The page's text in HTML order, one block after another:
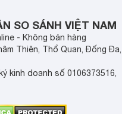
dành cho
SO SÁNH VIỆT NAM
- Không bán hàng
Thiên, Thổ Quan, Đống Đa,
kinh doanh số 0106373516,